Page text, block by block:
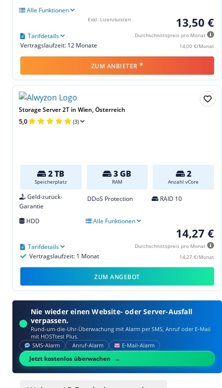
Alle Funktionen
13,50 €
Durchschnittspreis pro Monat
14,00 €/Monat
Vertragslaufzeit: 12 Monate
Tarifdetails
Exkl. Lizenzkosten
ZUM ANBIETER *
Storage Server 2T in Wien, Österreich
5,0 (3)
2 TB
Speicherplatz
3 GB
RAM
2
Anzahl vCore
Geld-zurück-
Garantie
DDoS Protection RAID 10
HDD Alle Funktionen
14,27 €
Durchschnittspreis pro Monat
14,27 €/Monat
Vertragslaufzeit: 1 Monat
Tarifdetails
ZUM ANGEBOT
Nie wieder einen Website- oder Server-Ausfall
verpassen.
Rund-um-die-Uhr-Überwachung mit Alarm per SMS, Anruf oder E‑Mail
mit HOSTtest Plus.
SMS‑Alarm Anruf‑Alarm E‑Mail‑Alarm
Jetzt kostenlos überwachen